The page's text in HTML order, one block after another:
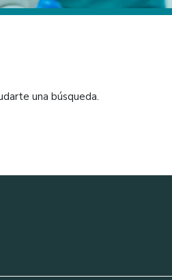
una búsqueda.